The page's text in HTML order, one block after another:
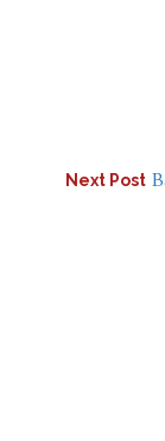
Next Post